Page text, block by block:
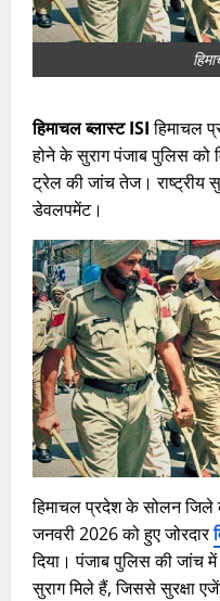
हिमाचल ब्लास्ट ISIहिमाचल
होने के सुराग पंजाब पुलिस
ट्रेल की जांच तेज। राष्ट्रीय
डेवलपमेंट।
हिमाचल प्रदेश के सोलन
जनवरी 2026 को हुए जोरदार
दिया। पंजाब पुलिस की जांच
सुराग मिले हैं, जिससे सुरक्षा